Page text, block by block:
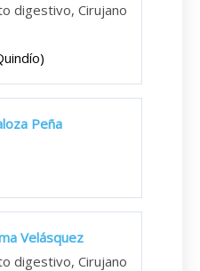
digestivo, Cirujano
Peña
Velásquez
digestivo, Cirujano